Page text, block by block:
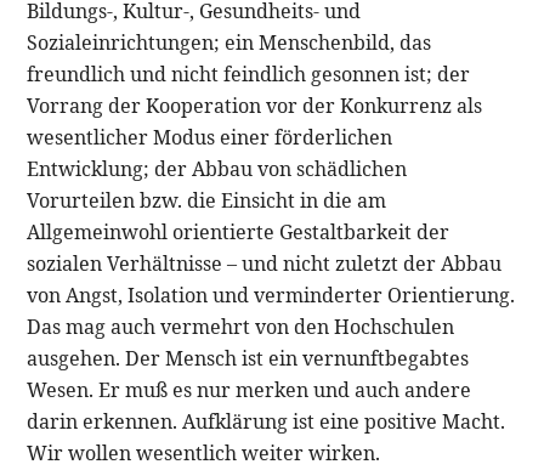
Bildungs-, Kultur-, Gesundheits- und
Sozialeinrichtungen; ein Menschenbild, das
freundlich und nicht feindlich gesonnen ist; der
Vorrang der Kooperation vor der Konkurrenz als
wesentlicher Modus einer förderlichen
Entwicklung; der Abbau von schädlichen
Vorurteilen bzw. die Einsicht in die am
Allgemeinwohl orientierte Gestaltbarkeit der
sozialen Verhältnisse – und nicht zuletzt der Abbau
von Angst, Isolation und verminderter Orientierung.
Das mag auch vermehrt von den Hochschulen
ausgehen. Der Mensch ist ein vernunftbegabtes
Wesen. Er muß es nur merken und auch andere
darin erkennen. Aufklärung ist eine positive Macht.
Wir wollen wesentlich weiter wirken.